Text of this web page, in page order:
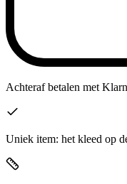
Achteraf betalen met
Uniek item: het kleed op